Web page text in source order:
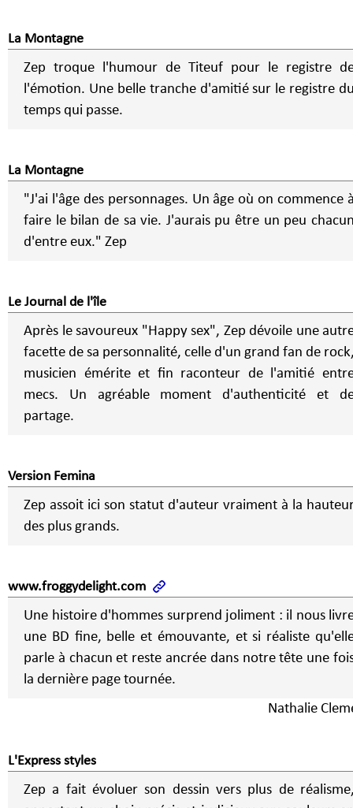
La Montagne
Zep troque l'humour de Titeuf pour le registre
l'émotion. Une belle tranche d'amitié sur le registre
temps qui passe.
La Montagne
"J'ai l'âge des personnages. Un âge où on commence
faire le bilan de sa vie. J'aurais pu être un peu
d'entre eux." Zep
Le Journal de l'île
Après le savoureux "Happy sex", Zep dévoile une
facette de sa personnalité, celle d'un grand fan de
musicien émérite et fin raconteur de l'amitié
mecs. Un agréable moment d'authenticité et
partage.
Version Femina
Zep assoit ici son statut d'auteur vraiment à la
des plus grands.
www.froggydelight.com
Une histoire d'hommes surprend joliment : il nous
une BD fine, belle et émouvante, et si réaliste
parle à chacun et reste ancrée dans notre tête une
la dernière page tournée.
Nathalie
L'Express styles
Zep a fait évoluer son dessin vers plus de